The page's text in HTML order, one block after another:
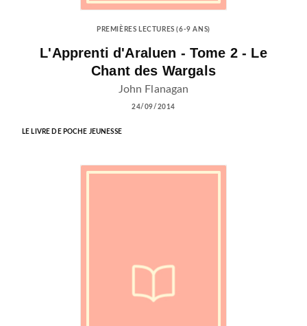
PREMIÈRES LECTURES (6-9 ANS)
L'Apprenti d'Araluen - Tome 2 - Le
Chant des Wargals
John Flanagan
24/09/2014
LE LIVRE DE POCHE JEUNESSE